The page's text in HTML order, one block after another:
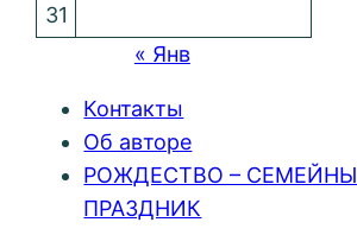
31
« Янв
Контакты
Об авторе
РОЖДЕСТВО –
ПРАЗДНИК